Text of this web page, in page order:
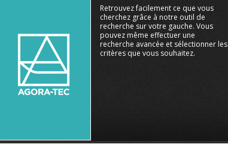
Retrouvez facilement ce que vous
cherchez grâce à notre outil de
recherche sur votre gauche. Vous
pouvez même effectuer une
recherche avancée et sélectionner les
critères que vous souhaitez.